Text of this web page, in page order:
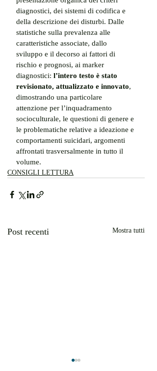
diagnostici, dei sistemi di codifica e
della descrizione dei disturbi. Dalle
statistiche sulla prevalenza alle
caratteristiche associate, dallo
sviluppo e il decorso ai fattori di
rischio e prognosi, ai marker
diagnostici: l’intero testo è stato
revisionato, attualizzato e innovato,
dimostrando una particolare
attenzione per l’inquadramento
socioculturale, le questioni di genere e
le problematiche relative a ideazione e
comportamenti suicidari, argomenti
affrontati trasversalmente in tutto il
volume.
CONSIGLI LETTURA
Post recenti Mostra tutti